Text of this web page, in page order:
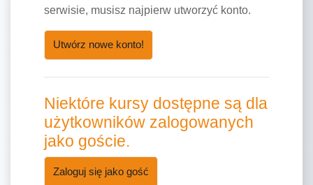
serwisie, musisz najpierw utworzyć konto.
Utwórz nowe konto!
Niektóre kursy dostępne są dla
użytkowników zalogowanych
jako goście.
Zaloguj się jako gość